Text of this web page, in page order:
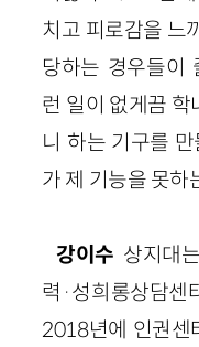
치고 피로감을 느
당하는 경우들이
런 일이 없게끔
니 하는 기구를
가 제 기능을 못하
강이수 상지대
력·성희롱상담센
2018년에 인권센